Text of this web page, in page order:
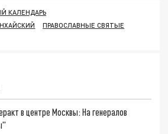
КАЛЕНДАРЬ
ПРАВОСЛАВНЫЕ СВЯТЫЕ
в центре Москвы: На генералов